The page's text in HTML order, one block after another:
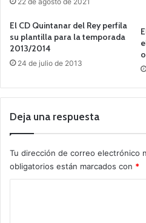
El CD Quintanar del Rey perfila
su plantilla para la temporada
2013/2014
24 de julio de 2013
Deja una respuesta
Tu dirección de correo electrónico
obligatorios están marcados con *